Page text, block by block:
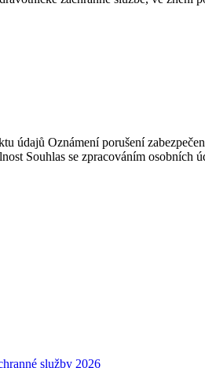
údajů Oznámení porušení
Souhlas se zpracováním osobních
služby 2026